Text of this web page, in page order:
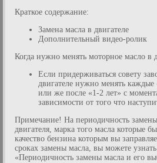
Краткое содержание:
Замена масла в двигателе
Дополнительный видео-ролик
Когда нужно менять моторное масло в
Если придерживаться совету
двигателе нужно менять
или же после «1-2 лет» с
зависимости от того что
Примечание! На периодичность
двигателя, марка того масла которые
качество бензина которым вы
сроках замены масла, вы можете
«Периодичность замены масла и его